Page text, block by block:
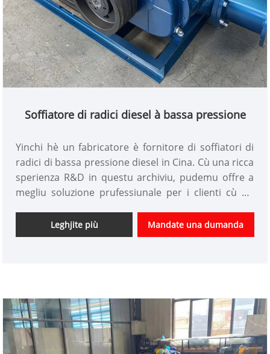
Soffiatore di radici diesel à bassa pressione
Yinchi hè un fabricatore è fornitore di soffiatori di
radici di bassa pressione diesel in Cina. Cù una ricca
sperienza R&D in questu archiviu, pudemu offre a
megliu soluzione prufessiunale per i clienti cù un
statu u customize Roots Blower fabbrica in Cina
secondu a dumanda di i clienti.
Leghjite più Mandate una dumanda